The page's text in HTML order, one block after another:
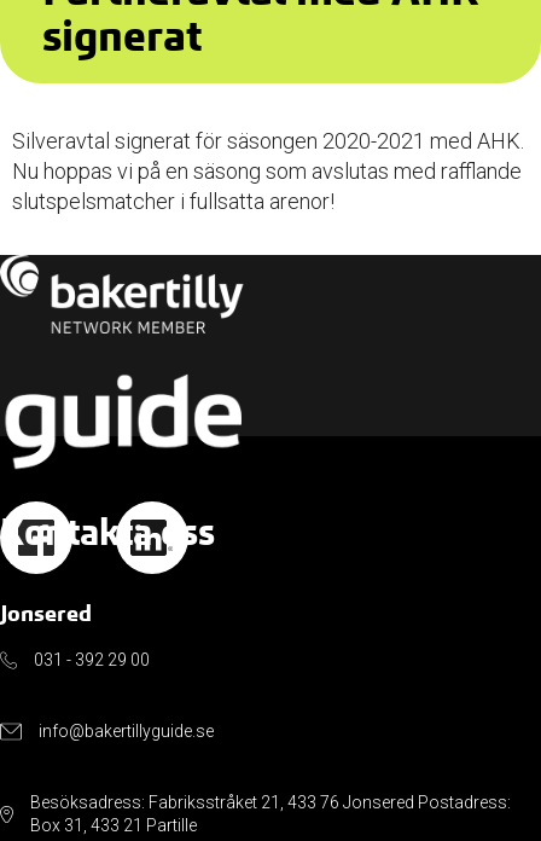
signerat
Silveravtal signerat för säsongen 2020-2021 med AHK.
Nu hoppas vi på en säsong som avslutas med rafflande
slutspelsmatcher i fullsatta arenor!
Kontakta oss
Jonsered
031 - 392 29 00
info@bakertillyguide.se
Besöksadress: Fabriksstråket 21, 433 76 Jonsered Postadress:
Box 31, 433 21 Partille